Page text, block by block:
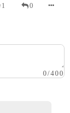
1 0
0/400